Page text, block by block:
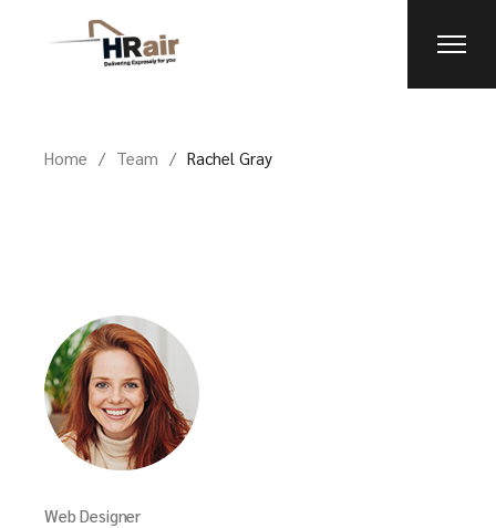
Home Team Rachel Gray
Web Designer